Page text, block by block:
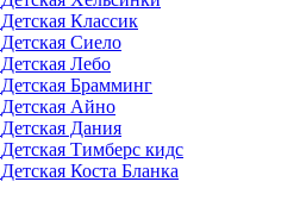
Детская Классик
Детская Сиело
Детская Лебо
Детская Брамминг
Детская Айно
Детская Дания
Детская Тимберс кидс
Детская Коста Бланка